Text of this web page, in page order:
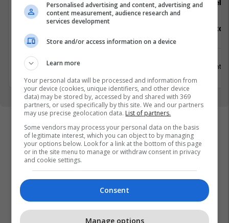
Transcom
Hybrid Senior Talent Acquisition
Partner
Prishtinë
Staf
15 Gusht
Personalised advertising and content, advertising and
content measurement, audience research and
services development
Store and/or access information on a device
Learn more
Your personal data will be processed and information from
your device (cookies, unique identifiers, and other device
data) may be stored by, accessed by and shared with 369
partners, or used specifically by this site. We and our partners
may use precise geolocation data. List of partners.
Some vendors may process your personal data on the basis
of legitimate interest, which you can object to by managing
your options below. Look for a link at the bottom of this page
or in the site menu to manage or withdraw consent in privacy
and cookie settings.
Consent
Manage options